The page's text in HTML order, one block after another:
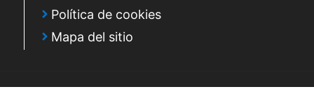
Política de cookies
Mapa del sitio